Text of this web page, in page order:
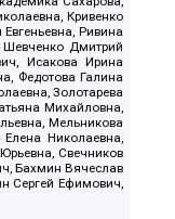
Кривенко
Ривина
Шевченко Дмитрий
Исакова Ирина
Федотова Галина
Золотарева
Михайловна,
Мельникова
Николаевна,
Свечников
Бахмин Вячеслав
Сергей Ефимович,